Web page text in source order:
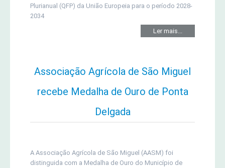
Plurianual (QFP) da União Europeia para o período 2028-
2034
Ler mais...
Associação Agrícola de São Miguel
recebe Medalha de Ouro de Ponta
Delgada
A Associação Agrícola de São Miguel (AASM) foi
distinguida com a Medalha de Ouro do Município de